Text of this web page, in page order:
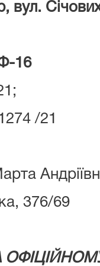
вул.
Ф-16
/21
376/69